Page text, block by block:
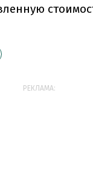
РЕКЛАМА: